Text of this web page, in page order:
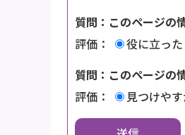
質問：このページの
評価：
役に立った
質問：このページの
評価：
見つけや